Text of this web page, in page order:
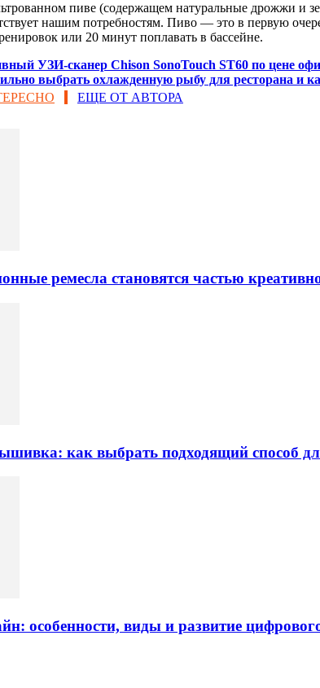
пиве (содержащем натуральные дрожжи и
нашим потребностям. Пиво — это в первую
или 20 минут поплавать в бассейне.
УЗИ-сканер Chison SonoTouch ST60 по цене
выбрать охлажденную рыбу для ресторана и
ЕЩЕ ОТ АВТОРА
ремесла становятся частью
как выбрать подходящий способ
особенности, виды и развитие